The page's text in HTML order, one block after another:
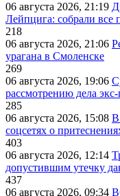
06 августа 2026, 21:19
Лейпцига: собрали все
218
06 августа 2026, 21:06
урагана в Смоленске
269
06 августа 2026, 19:06
рассмотрению дела
285
06 августа 2026, 15:08 В
соцсетях о
403
06 августа 2026, 12:14
допустившим утечку
437
06 августа 2026, 09:34